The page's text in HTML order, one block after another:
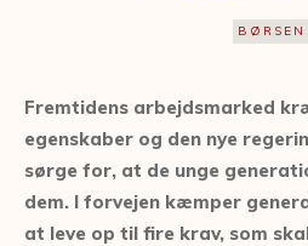
BØRSEN
Fremtidens arbejdsmarked
egenskaber og den nye
sørge for, at de unge
dem. I forvejen kæmper
at leve op til fire krav, som